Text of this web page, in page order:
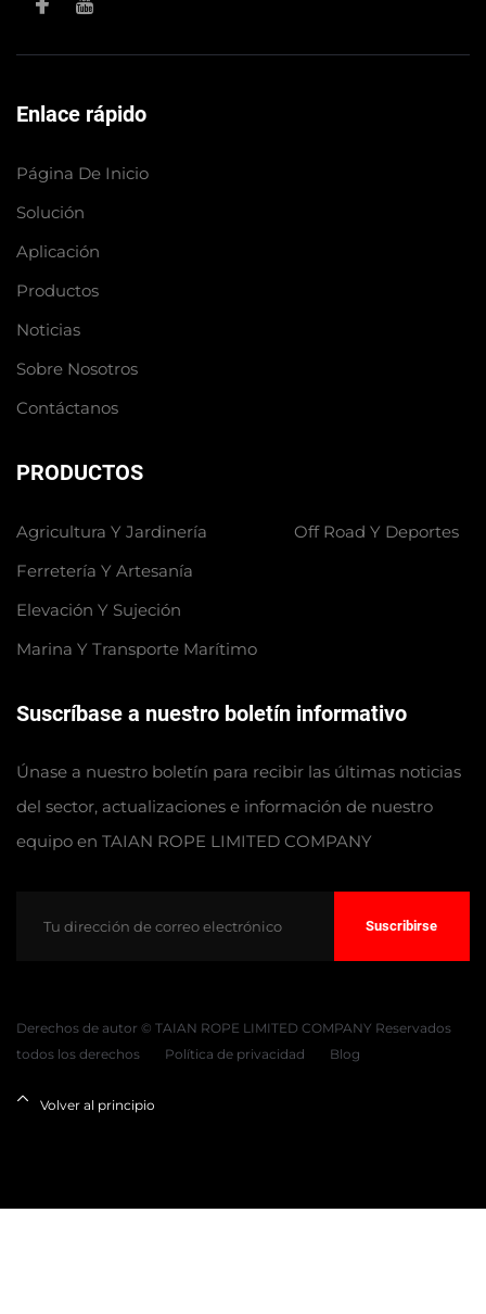
Enlace rápido
Página De Inicio
Solución
Aplicación
Productos
Noticias
Sobre Nosotros
Contáctanos
PRODUCTOS
Agricultura Y Jardinería
Ferretería Y Artesanía
Elevación Y Sujeción
Marina Y Transporte Marítimo
Off Road Y Deportes
Suscríbase a nuestro boletín informativo
Únase a nuestro boletín para recibir las últimas noticias
del sector, actualizaciones e información de nuestro
equipo en TAIAN ROPE LIMITED COMPANY
Suscribirse
Derechos de autor © TAIAN ROPE LIMITED COMPANY Reservados
todos los derechos
Política de privacidad Blog
Volver al principio